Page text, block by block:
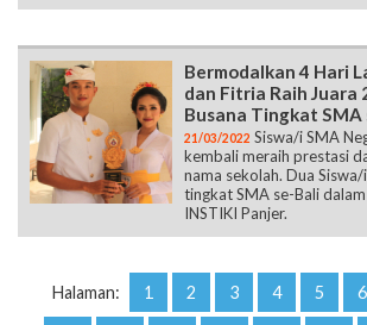
Bermodalkan 4 Hari
dan Fitria Raih Juara
Busana Tingkat SMA
21/03/2022 Siswa/i SMA
kembali meraih prestasi
nama sekolah. Dua
tingkat SMA se-Bali
INSTIKI Panjer.
Halaman: 1 2 3 4 5 6